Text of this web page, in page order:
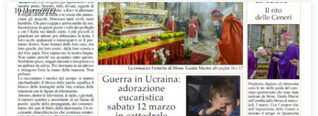
10 Marzo 2022